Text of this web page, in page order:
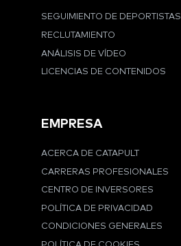
SEGUIMIENTO DE DEPORTISTAS
RECLUTAMIENTO
ANÁLISIS DE VÍDEO
LICENCIAS DE CONTENIDOS
EMPRESA
ACERCA DE CATAPULT
CARRERAS PROFESIONALES
CENTRO DE INVERSORES
POLÍTICA DE PRIVACIDAD
CONDICIONES GENERALES